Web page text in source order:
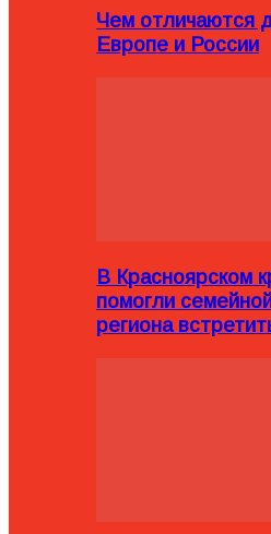
Чем отличаются
Европе и России
В Красноярском
помогли
региона